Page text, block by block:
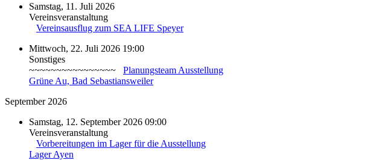
Samstag, 11. Juli 2026
Vereinsveranstaltung
Vereinsausflug zum SEA LIFE Speyer
Mittwoch, 22. Juli 2026 19:00
Sonstiges
~~~~~~~~~~~~~~~~ Planungsteam Ausstellung
Grüne Au, Bad Sebastiansweiler
September 2026
Samstag, 12. September 2026 09:00
Vereinsveranstaltung
Vorbereitungen im Lager für die Ausstellung
Lager Ayen